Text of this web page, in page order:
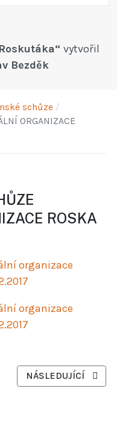
Roskutáka“ vytvořil
Bezděk
schůze
ORGANIZACE
ROSKA
organizace
organizace
Z ČLENSKÉ SCHŮZE
DALŠÍ ČLÁNEK:
NÁSLEDUJÍCÍ